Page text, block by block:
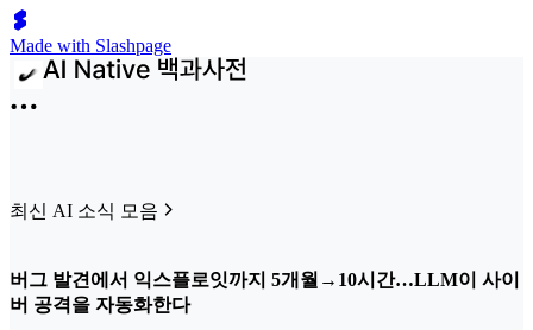
Made with Slashpage
최신 AI 소식 모음
버그 발견에서 익스플로잇까지 5개월→10시간…LLM이 사이
버 공격을 자동화한다